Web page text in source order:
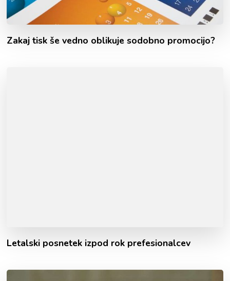
Zakaj tisk še vedno oblikuje sodobno promocijo?
Letalski posnetek izpod rok prefesionalcev